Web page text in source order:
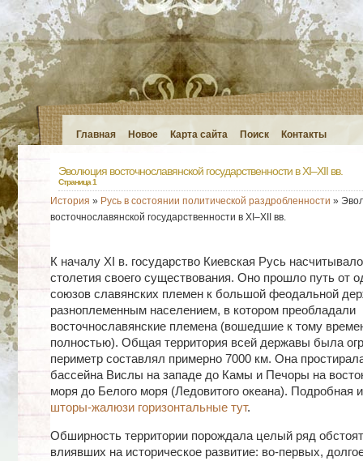
Главная Новое Карта сайта Поиск Контакты
Эволюция восточнославянской государственности в XI–XII вв.
Страница 1
История » Русь в состоянии политической раздробленности »
восточнославянской государственности в XI–XII вв.
К началу XI в. государство Киевская Русь
столетия своего существования. Оно прошло путь от
союзов славянских племен к большой феодальной
разноплеменным населением, в котором преобладали
восточнославянские племена (вошедшие к тому
полностью). Общая территория всей державы была
периметр составлял примерно 7000 км. Она
бассейна Вислы на западе до Камы и Печоры на
моря до Белого моря (Ледовитого океана). Подробная
шторы-жалюзи горизонтальные тут.
Обширность территории порождала целый ряд
влиявших на историческое развитие: во-первых,